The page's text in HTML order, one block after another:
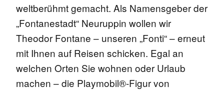
weltberühmt gemacht. Als Namensgeber der
„Fontanestadt“ Neuruppin wollen wir
Theodor Fontane – unseren „Fonti“ – erneut
mit Ihnen auf Reisen schicken. Egal an
welchen Orten Sie wohnen oder Urlaub
machen – die Playmobil®-Figur von